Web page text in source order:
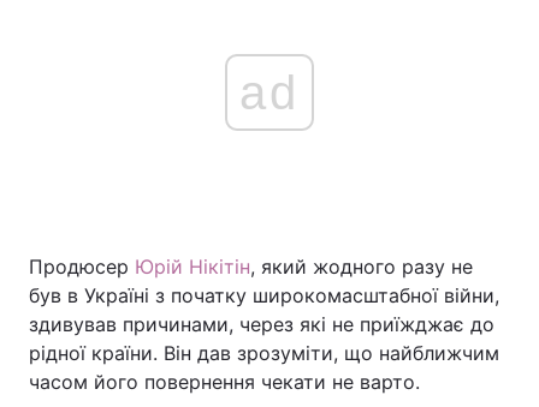
ad
Продюсер Юрій Нікітін, який жодного разу не
був в Україні з початку широкомасштабної війни,
здивував причинами, через які не приїжджає до
рідної країни. Він дав зрозуміти, що найближчим
часом його повернення чекати не варто.